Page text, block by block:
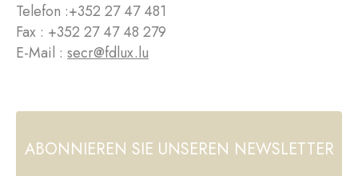
Telefon :+352 27 47 481
Fax : +352 27 47 48 279
E-Mail : secr@fdlux.lu
ABONNIEREN SIE UNSEREN NEWSLETTER